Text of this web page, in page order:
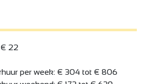
welkom op deze camping op
een gezellige gezinsvakantie.
€ 22
per week: € 304 tot € 806